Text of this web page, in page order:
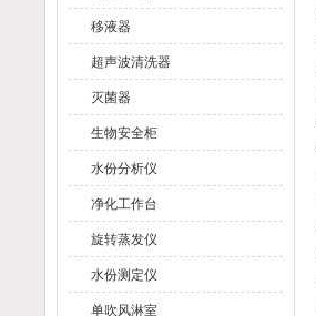
移液器
超声波清洗器
灭菌器
生物安全柜
水份分析仪
净化工作台
旋转蒸发仪
水份测定仪
单吹风淋室